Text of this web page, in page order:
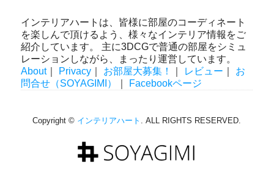
インテリアハートは、皆様に部屋のコーディネート
を楽しんで頂けるよう、様々なインテリア情報をご
紹介しています。 主に3DCGで普通の部屋をシミュ
レーションしながら、まったり運営しています。
About｜ Privacy お部屋大募集！ レビュー
お
問合せ（SOYAGIMI）
Facebookページ
Copyright © インテリアハート . ALL RIGHTS RESERVED.